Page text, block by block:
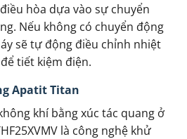
hòa dựa vào sự chuyển
Nếu không có chuyển động
sẽ tự động điều chỉnh nhiệt
tiết kiệm điện.
Apatit Titan
khí bằng xúc tác quang ở
là công nghệ khử